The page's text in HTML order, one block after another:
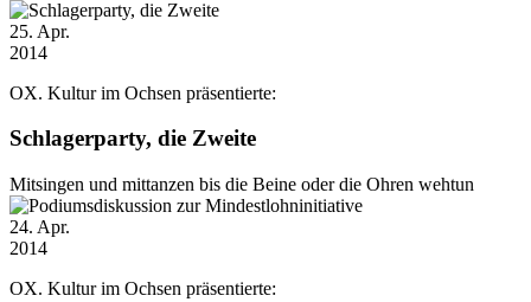
25. Apr.
2014
OX. Kultur im Ochsen präsentierte:
Schlagerparty, die Zweite
Mitsingen und mittanzen bis die Beine oder die Ohren wehtun
24. Apr.
2014
OX. Kultur im Ochsen präsentierte: